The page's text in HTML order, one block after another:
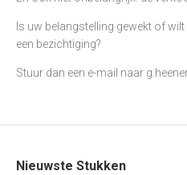
Is uw belangstelling gewekt of
een bezichtiging?
Stuur dan een e-mail naar
Nieuwste Stukken